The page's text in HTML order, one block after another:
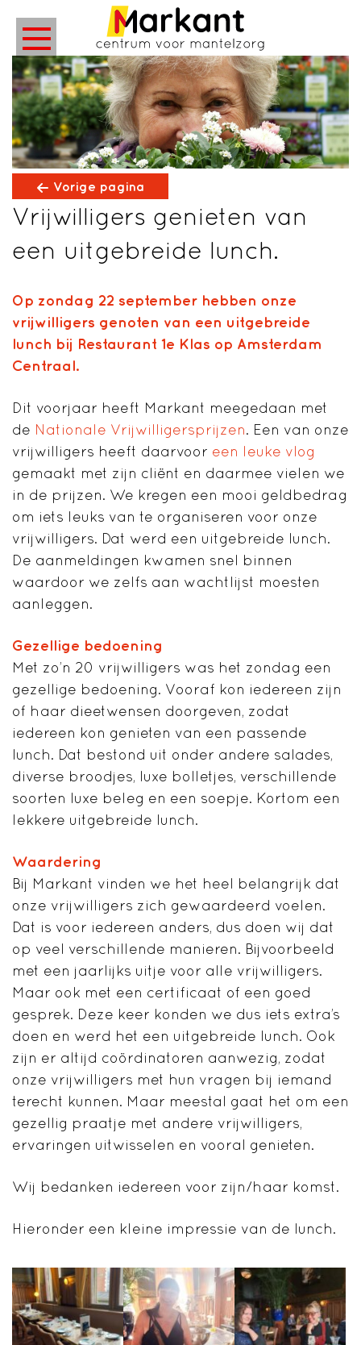
Vorige pagina
Vrijwilligers genieten van
een uitgebreide lunch.
Op zondag 22 september hebben onze
vrijwilligers genoten van een uitgebreide
lunch bij Restaurant 1e Klas op Amsterdam
Centraal.
Dit voorjaar heeft Markant meegedaan met
de Nationale Vrijwilligersprijzen. Een van onze
vrijwilligers heeft daarvoor een leuke vlog
gemaakt met zijn cliënt en daarmee vielen we
in de prijzen. We kregen een mooi geldbedrag
om iets leuks van te organiseren voor onze
vrijwilligers. Dat werd een uitgebreide lunch.
De aanmeldingen kwamen snel binnen
waardoor we zelfs aan wachtlijst moesten
aanleggen.
Gezellige bedoening
Met zo’n 20 vrijwilligers was het zondag een
gezellige bedoening. Vooraf kon iedereen zijn
of haar dieetwensen doorgeven, zodat
iedereen kon genieten van een passende
lunch. Dat bestond uit onder andere salades,
diverse broodjes, luxe bolletjes, verschillende
soorten luxe beleg en een soepje. Kortom een
lekkere uitgebreide lunch.
Waardering
Bij Markant vinden we het heel belangrijk dat
onze vrijwilligers zich gewaardeerd voelen.
Dat is voor iedereen anders, dus doen wij dat
op veel verschillende manieren. Bijvoorbeeld
met een jaarlijks uitje voor alle vrijwilligers.
Maar ook met een certificaat of een goed
gesprek. Deze keer konden we dus iets extra’s
doen en werd het een uitgebreide lunch. Ook
zijn er altijd coördinatoren aanwezig, zodat
onze vrijwilligers met hun vragen bij iemand
terecht kunnen. Maar meestal gaat het om een
gezellig praatje met andere vrijwilligers,
ervaringen uitwisselen en vooral genieten.
Wij bedanken iedereen voor zijn/haar komst.
Hieronder een kleine impressie van de lunch.